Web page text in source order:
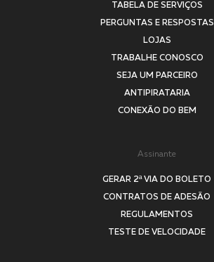
TABELA DE SERVIÇOS
PERGUNTAS E RESPOSTAS
LOJAS
TRABALHE CONOSCO
SEJA UM PARCEIRO
ANTIPIRATARIA
CONEXÃO DO BEM
Assinante
GERAR 2ª VIA DO BOLETO
CONTRATOS DE ADESÃO
REGULAMENTOS
TESTE DE VELOCIDADE